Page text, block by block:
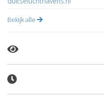
Bekijk alle